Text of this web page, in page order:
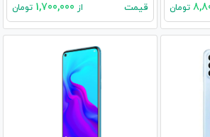
تومان قیمت از تومان